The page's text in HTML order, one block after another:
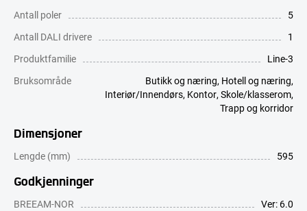
Antall poler
5
Antall DALI drivere
1
Produktfamilie
Line-3
Bruksområde
Butikk og næring, Hotell og næring,
Interiør/Innendørs, Kontor, Skole/klasserom,
Trapp og korridor
Dimensjoner
Lengde (mm) 595
Godkjenninger
BREEAM-NOR
Ver: 6.0